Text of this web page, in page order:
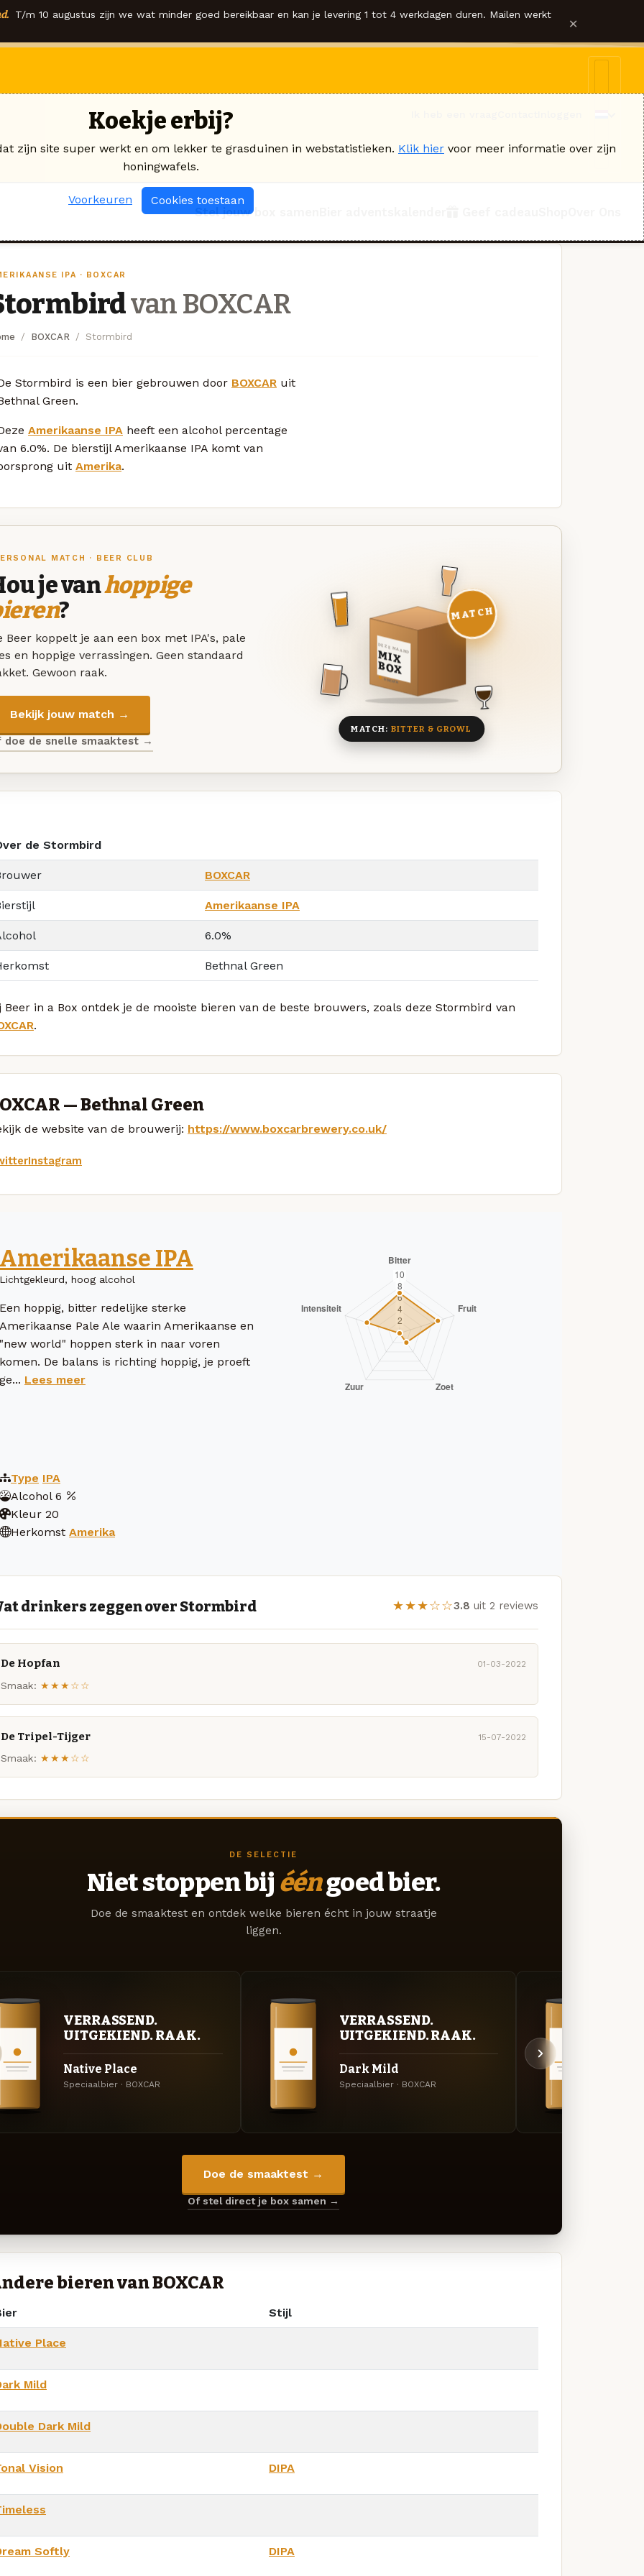
T/m 10 augustus zijn we wat minder goed bereikbaar en kan je levering 1 tot 4 werkdagen duren. Mailen werkt ×
Stel jouw box samen
IPA · BOXCAR
van BOXCAR
BOXCAR Stormbird
Stormbird is een bier gebrouwen door BOXCAR uit
Green.
Amerikaanse IPA heeft een alcohol percentage
6.0%. De bierstijl Amerikaanse IPA komt van
uit Amerika.
MATCH · BEER CLUB
je vanhoppige
?
Beer koppelt je aan een box met IPA's, pale
en hoppige verrassingen. Geen standaard
Gewoon raak.
Bekijk jouw match →
doe de snelle smaaktest →
DEZE MAAND
MIX
BOX
8 BIEREN
MATCH
MATCH: BITTER & GROWL
de Stormbird
BOXCAR
Amerikaanse IPA
6.0%
Bethnal Green
Beer in a Box ontdek je de mooiste bieren van de beste brouwers, zoals deze Stormbird van
.
— Bethnal Green
de website van de brouwerij: https://www.boxcarbrewery.co.uk/
Instagram
Amerikaanse IPA
Lichtgekleurd, hoog alcohol
Een hoppig, bitter redelijke sterke
Amerikaanse Pale Ale waarin Amerikaanse en
"new world" hoppen sterk in naar voren
komen. De balans is richting hoppig, je proeft
ge... Lees meer
Type IPA
Alcohol 6
Kleur 20
Herkomst Amerika
drinkers zeggen over Stormbird ★★★☆☆3.8 uit 2 reviews
De Hopfan 01-03-2022
Smaak: ★★★☆☆
De Tripel-Tijger 15-07-2022
Smaak: ★★★☆☆
DE SELECTIE
Niet stoppen bij ééngoed bier.
Doe de smaaktest en ontdek welke bieren écht in jouw straatje
liggen.
VERRASSEND.
UITGEKIEND. RAAK.
Native Place
Speciaalbier · BOXCAR
VERRASSEND.
UITGEKIEND. RAAK.
Dark Mild
Speciaalbier · BOXCAR
Doe de smaaktest →
Of stel direct je box samen →
bieren van BOXCAR
Stijl
Place
Mild
Dark Mild
Vision DIPA
Softly DIPA
Koekje erbij?
zijn site super werkt en om lekker te grasduinen in webstatistieken. Klik hier voor meer informatie over zijn
honingwafels.
Voorkeuren Cookies toestaan